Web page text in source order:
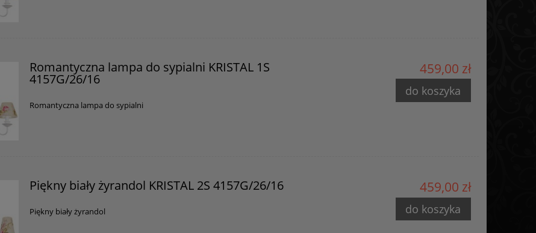
GOLDSUN
Starzyńskiego 6
Romantyczna lampa do sypialni KRISTAL 1S
4157G/26/16
Romantyczna lampa do sypialni
459,00 zł
do koszyka
Piękny biały żyrandol KRISTAL 2S 4157G/26/16
Piękny biały żyrandol
459,00 zł
do koszyka